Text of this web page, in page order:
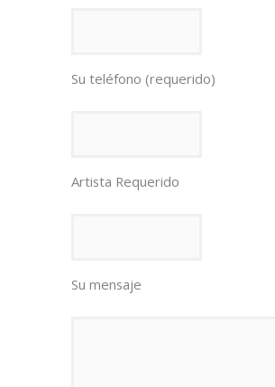
Su teléfono (requerido)
Artista Requerido
Su mensaje